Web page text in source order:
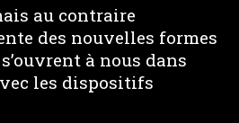
au contraire
des nouvelles formes
à nous dans
les dispositifs